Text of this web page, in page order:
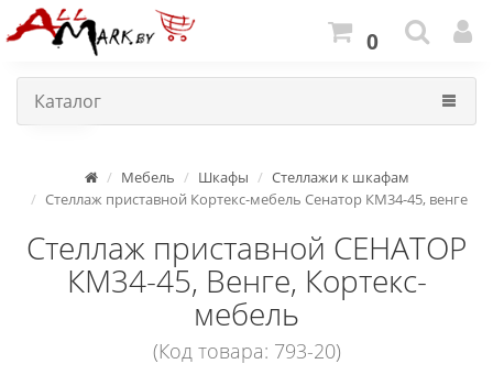
0
Каталог
Мебель Шкафы
Стеллажи к шкафам
Стеллаж приставной Кортекс-мебель Сенатор КМ34-45, венге
Стеллаж приставной СЕНАТОР
КМ34-45, Венге, Кортекс-
мебель
(Код товара: 793-20)